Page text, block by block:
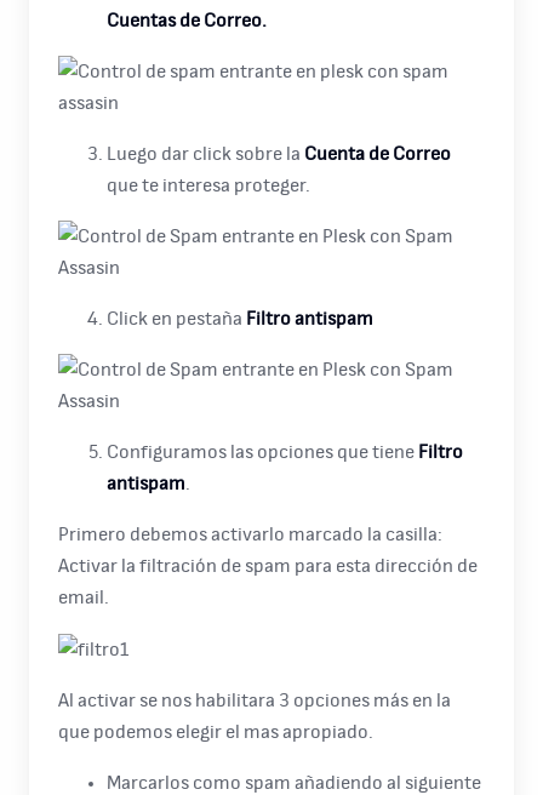
Cuentas de Correo.
Luego dar click sobre la Cuenta de Correo
que te interesa proteger.
Click en pestaña Filtro antispam
Configuramos las opciones que tiene Filtro
antispam
Primero debemos activarlo marcado la casilla:
Activar la filtración de spam para esta dirección de
email.
Al activar se nos habilitara 3 opciones más en la
que podemos elegir el mas apropiado.
Marcarlos como spam añadiendo al siguiente